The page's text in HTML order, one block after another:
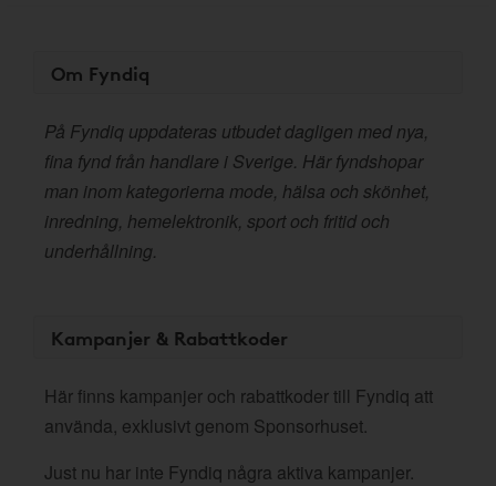
Om Fyndiq
På Fyndiq uppdateras utbudet dagligen med nya,
fina fynd från handlare i Sverige. Här fyndshopar
man inom kategorierna mode, hälsa och skönhet,
inredning, hemelektronik, sport och fritid och
underhållning.
Kampanjer & Rabattkoder
Här finns kampanjer och rabattkoder till Fyndiq att
använda, exklusivt genom Sponsorhuset.
Just nu har inte Fyndiq några aktiva kampanjer.